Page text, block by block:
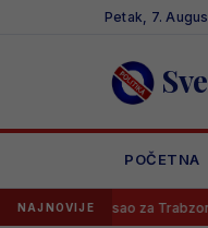
Petak, 7.
POČETNA
NAJNOVIJEza Trabzonspor,